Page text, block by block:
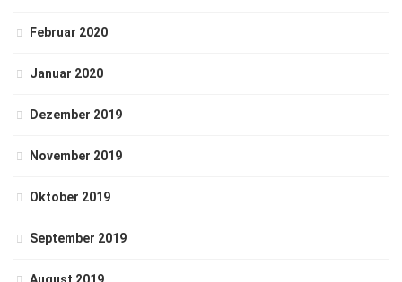
Februar 2020
Januar 2020
Dezember 2019
November 2019
Oktober 2019
September 2019